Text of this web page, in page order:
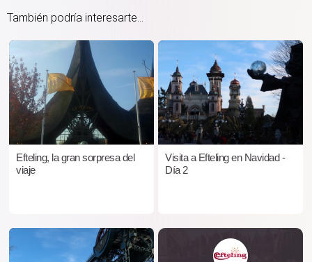
También podría interesarte...
Efteling, la gran sorpresa del
viaje
Visita a Efteling en Navidad -
Día 2